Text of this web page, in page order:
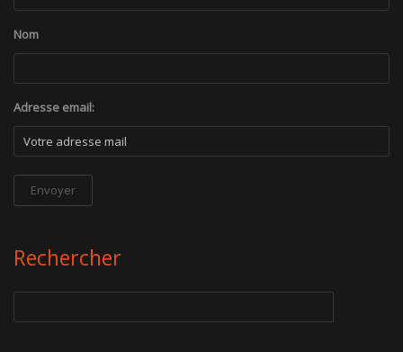
Nom
Adresse email:
Rechercher